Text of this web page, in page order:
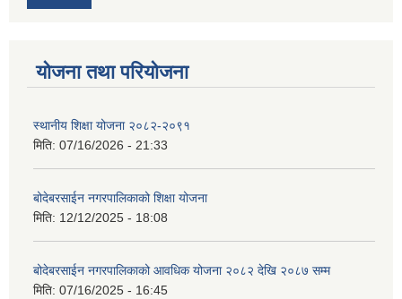
योजना तथा परियोजना
स्थानीय शिक्षा योजना २०८२-२०९१
मिति: 07/16/2026 - 21:33
बोदेबरसाईन नगरपालिकाको शिक्षा योजना
मिति: 12/12/2025 - 18:08
बोदेबरसाईन नगरपालिकाको आवधिक योजना २०८२ देखि २०८७ सम्म
मिति: 07/16/2025 - 16:45